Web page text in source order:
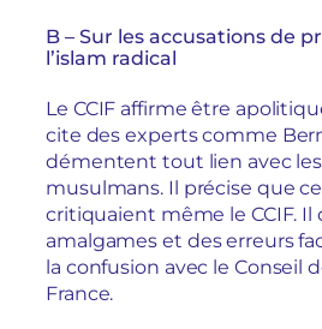
B – Sur les accusations de
l’islam radical
Le CCIF affirme être
cite des experts comme
démentent tout lien avec
musulmans. Il précise que
critiquaient même le CCIF. Il
amalgames et des erreurs
la confusion avec le Conseil
France.